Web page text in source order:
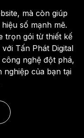
mà còn giúp
số mạnh mẽ.
trọn gói từ thiết kế
Tấn Phát Digital
nghệ đột phá,
nghiệp của bạn tại